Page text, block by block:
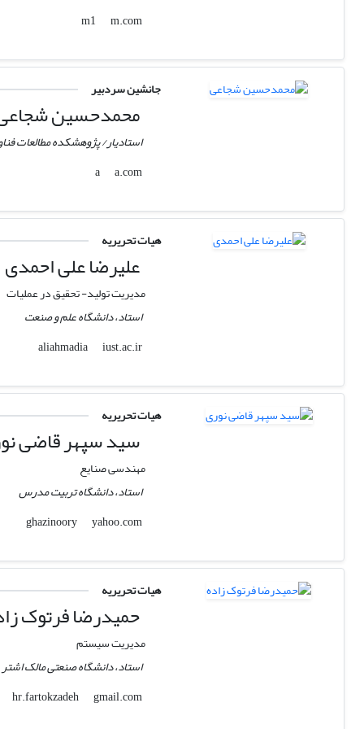
m1
m.com
جانشین سردبیر
محمدحسین
استادیار/ پژوهشکده مطالعات
a
a.com
هیات تحریریه
علیرضا علی احمدی
مدیریت تولید- تحقیق در عملیات
استاد، دانشگاه علم و صنعت
aliahmadia
iust.ac.ir
هیات تحریریه
سید سپهر قاضی
مهندسی صنایع
استاد، دانشگاه تربیت مدرس
ghazinoory
yahoo.com
هیات تحریریه
حمیدرضا فرتوک
مدیریت سیستم
استاد، دانشگاه صنعتی مالک اشتر
hr.fartokzadeh
gmail.com